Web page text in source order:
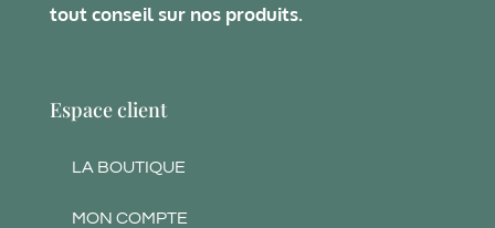
tout conseil sur nos produits.
Espace client
LA BOUTIQUE
MON COMPTE